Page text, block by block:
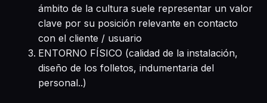
ámbito de la cultura suele representar un valor
clave por su posición relevante en contacto
con el cliente / usuario
ENTORNO FÍSICO (calidad de la instalación,
diseño de los folletos, indumentaria del
personal..)